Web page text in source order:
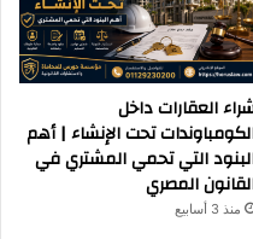
العقارات داخل
تحت الإنشاء | أهم
التي تحمي المشتري في
المصري
منذ 3 أسابيع